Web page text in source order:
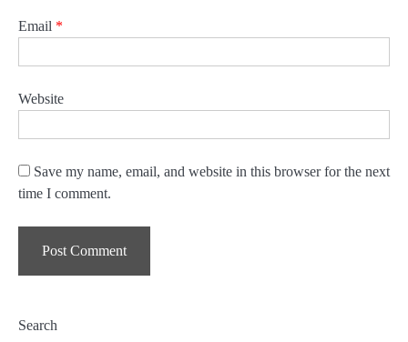
Email *
Website
Save my name, email, and website in this browser for the next
time I comment.
Search